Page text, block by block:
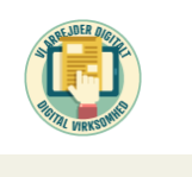
indholdet